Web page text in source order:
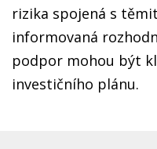
rizika spojená s
informovaná
podpor mohou být
investičního plánu.